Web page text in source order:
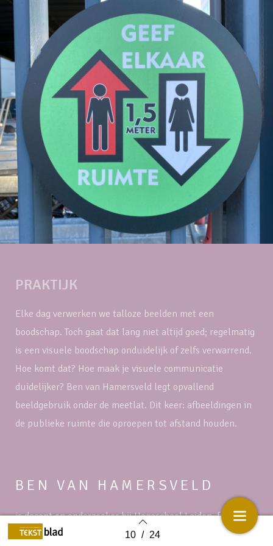
Back to index 10 / 24
PRAKTIJK
Elke dag verwerken we talloze beelden met een
boodschap. Toch gaat dat lang niet altijd goed; regelmatig
is een visuele boodschap onduidelijk of zelfs verwarrend.
Hoe komt dat? Hoe maak je visuele communicatie
duidelijker? Ben van Hamersveld legt opvallend
beeldgebruik onder de meetlat. Dit keer: afbeeldingen in
de publieke ruimte die oproepen tot afstand houden.
BEN VAN HAMERSVELD
is docent en onderzoeker bij Hogeschool Leiden, freelance
gedragsen beeldexpert en spreker. Hij publiceert hierover